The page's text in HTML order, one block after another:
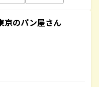
のパン屋さん